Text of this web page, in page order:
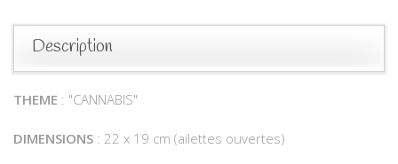
Description
THEME : "CANNABIS"
DIMENSIONS : 22 x 19 cm (ailettes ouvertes)